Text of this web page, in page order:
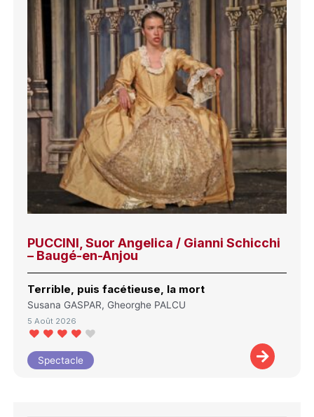
PUCCINI, Suor Angelica / Gianni Schicchi
– Baugé-en-Anjou
Terrible, puis facétieuse, la mort
Susana GASPAR, Gheorghe PALCU
5 Août 2026
Spectacle